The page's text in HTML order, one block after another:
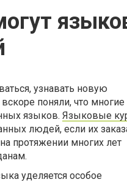
узнавать новую
поняли, что многие
языков. Языковые
людей, если их
протяжении многих лет
уделяется особое